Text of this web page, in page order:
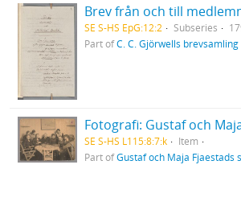
SE S-HS EpG:12:2 Subseries
Part ofC. C. Gjörwells brevsamling
SE S-HS L115:8:7:k
Item
Part ofGustaf och Maja Fjaestads